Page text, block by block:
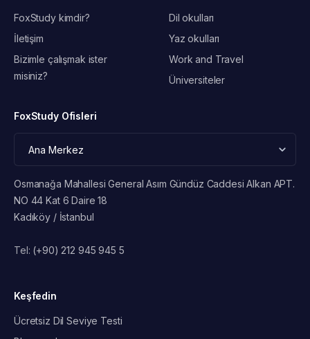
FoxStudy kimdir?
İletişim
Bizimle çalışmak ister
misiniz?
Dil okulları
Yaz okulları
Work and Travel
Üniversiteler
FoxStudy Ofisleri
Osmanağa Mahallesi General Asım Gündüz Caddesi Alkan APT.
NO 44 Kat 6 Daire 18
Kadıköy / İstanbul
Tel: (+90) 212 945 945 5
Keşfedin
Ücretsiz Dil Seviye Testi